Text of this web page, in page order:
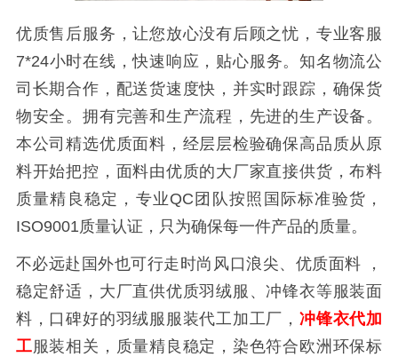
优质售后服务，让您放心没有后顾之忧，专业客服
7*24小时在线，快速响应，贴心服务。知名物流公
司长期合作，配送货速度快，并实时跟踪，确保货
物安全。拥有完善和生产流程，先进的生产设备。
本公司精选优质面料，经层层检验确保高品质从原
料开始把控，面料由优质的大厂家直接供货，布料
质量精良稳定，专业QC团队按照国际标准验货，
ISO9001质量认证，只为确保每一件产品的质量。
不必远赴国外也可行走时尚风口浪尖、优质面料 ，
稳定舒适，大厂直供优质羽绒服、冲锋衣等服装面
料，口碑好的羽绒服服装代工加工厂，冲锋衣代加
工服装相关，质量精良稳定，染色符合欧洲环保标